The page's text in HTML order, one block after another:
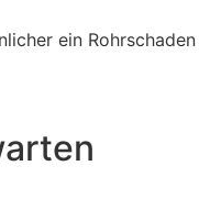
ein Rohrschaden